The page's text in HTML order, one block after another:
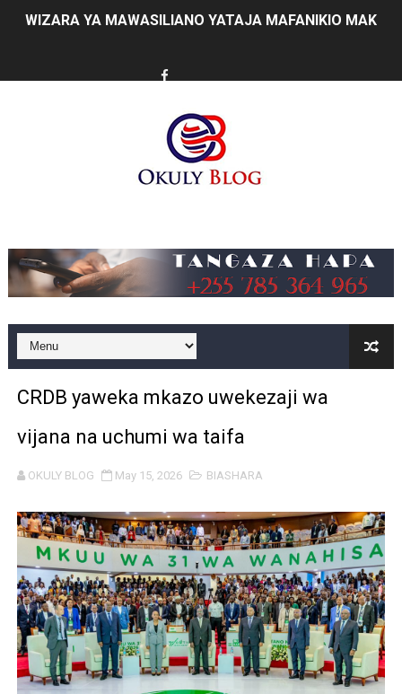
FCC YAIMARISHA ELIMU YA USHINDANI NA ULINZI WA
PROF. NAGU: TARURA ONGEZENI ELIMU KWA
WAZIRI SANGU AZITAKA PSSSF,NSSF,WCF NA OSHA
TBS YAENDELEA KUTOA ELUMU YA VIWANGO
RAIS SAMIA AIPONGEZA TADB KUWA MDHAMINI
REA YAPELEKA FURSA YA MKOPO NAFUU WA UJENZI
MHANDISI SWEDI: NANENANE NI FURSA YA
TBS Yaendelea kutoa elimu ya uthibitishaji ubora wa
TACAIDS YASISITIZA KINGA DHIDI YA UKIMWI KULINDA
LONDO: KUONGEZA THAMANI YA MAZAO NDIO NJIA
WRRB YAJA NA UBUNIFU KWENYE ZAO LA PARACHICHI
CRDB yaweka mkazo uwekezaji wa
vijana na uchumi wa taifa
OKULY BLOG May 15, 2026 BIASHARA